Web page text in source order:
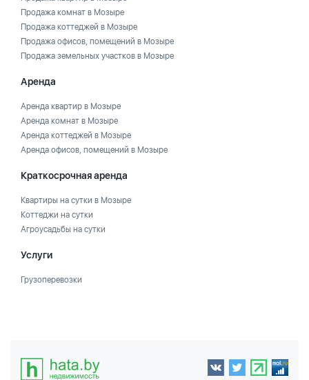
Продажа комнат в Мозыре
Продажа коттеджей в Мозыре
Продажа офисов, помещений в Мозыре
Продажа земельных участков в Мозыре
Аренда
Аренда квартир в Мозыре
Аренда комнат в Мозыре
Аренда коттеджей в Мозыре
Аренда офисов, помещений в Мозыре
Краткосрочная аренда
Квартиры на сутки в Мозыре
Коттеджи на сутки
Агроусадьбы на сутки
Услуги
Грузоперевозки